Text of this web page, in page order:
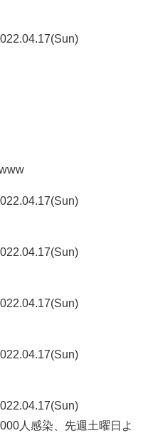
人感染、先週土曜日よ